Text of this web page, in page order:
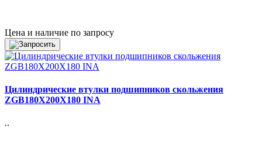
Цена и наличие по запросу
Цилиндрические втулки подшипников скольжения
ZGB180X200X180 INA
..